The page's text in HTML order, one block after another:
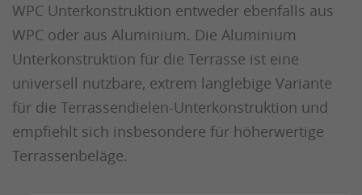
WPC Unterkonstruktion entweder ebenfalls aus
WPC oder aus Aluminium. Die Aluminium
Unterkonstruktion für die Terrasse ist eine
universell nutzbare, extrem langlebige Variante
für die Terrassendielen-Unterkonstruktion und
empfiehlt sich insbesondere für höherwertige
Terrassenbeläge.